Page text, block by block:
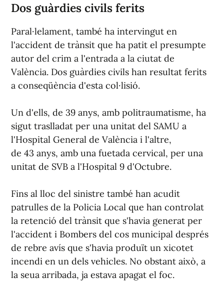
Dos guàrdies civils ferits
Paral·lelament, també ha intervingut en
l'accident de trànsit que ha patit el presumpte
autor del crim a l'entrada a la ciutat de
València. Dos guàrdies civils han resultat ferits
a conseqüència d'esta col·lisió.
Un d'ells, de 39 anys, amb politraumatisme, ha
sigut traslladat per una unitat del SAMU a
l'Hospital General de València i l'altre,
de 43 anys, amb una fuetada cervical, per una
unitat de SVB a l'Hospital 9 d'Octubre.
Fins al lloc del sinistre també han acudit
patrulles de la Policia Local que han controlat
la retenció del trànsit que s'havia generat per
l'accident i Bombers del cos municipal després
de rebre avís que s'havia produït un xicotet
incendi en un dels vehicles. No obstant això, a
la seua arribada, ja estava apagat el foc.